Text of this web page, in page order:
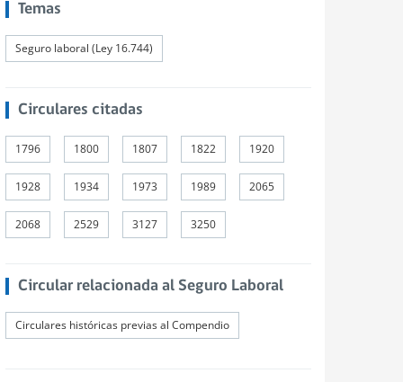
Temas
Seguro laboral (Ley 16.744)
Circulares citadas
1796 1800 1807 1822 1920
1928 1934 1973 1989 2065
2068 2529 3127 3250
Circular relacionada al Seguro Laboral
Circulares históricas previas al Compendio